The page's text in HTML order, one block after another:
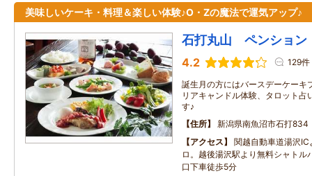
美味しいケーキ・料理＆楽しい体験♪O・Zの魔法で運気アップ♪
石打丸山 ペンショ
4.2 129件
誕生月の方にはバースデーケーキ
リアキャンドル体験、タロット占
す♪
住所
新潟県南魚沼市石打834
アクセス
関越自動車道湯沢
ロ。越後湯沢駅より無料シャトル
口下車徒歩5分